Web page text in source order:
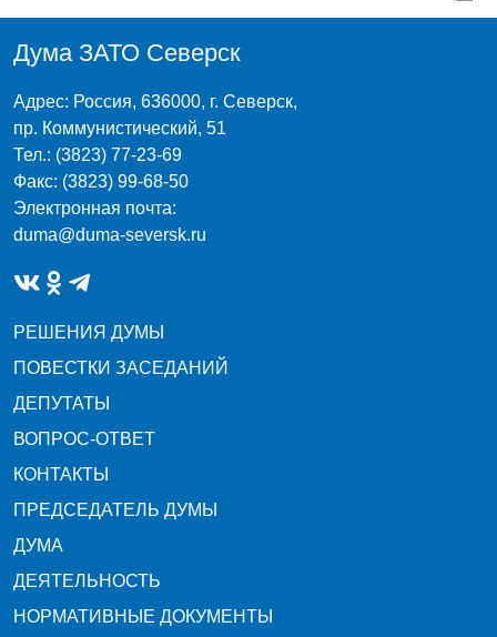
Дума ЗАТО Северск
Адрес: Россия, 636000, г. Северск,
пр. Коммунистический, 51
Тел.: (3823) 77-23-69
Факс: (3823) 99-68-50
Электронная почта:
duma@duma-seversk.ru
РЕШЕНИЯ ДУМЫ
ПОВЕСТКИ ЗАСЕДАНИЙ
ДЕПУТАТЫ
ВОПРОС-ОТВЕТ
КОНТАКТЫ
ПРЕДСЕДАТЕЛЬ ДУМЫ
ДУМА
ДЕЯТЕЛЬНОСТЬ
НОРМАТИВНЫЕ ДОКУМЕНТЫ